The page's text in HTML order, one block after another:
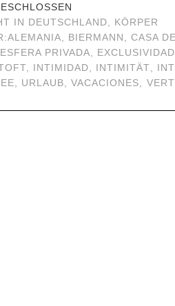
IN
DEUTSCHLAND, KÖRPER
ALEMANIA, BIERMANN ,CASA
ESFERA PRIVADA, EXCLUSIVIDAD
, INTIMIDAD, INTIMITÄT,
, URLAUB,VACACIONES,